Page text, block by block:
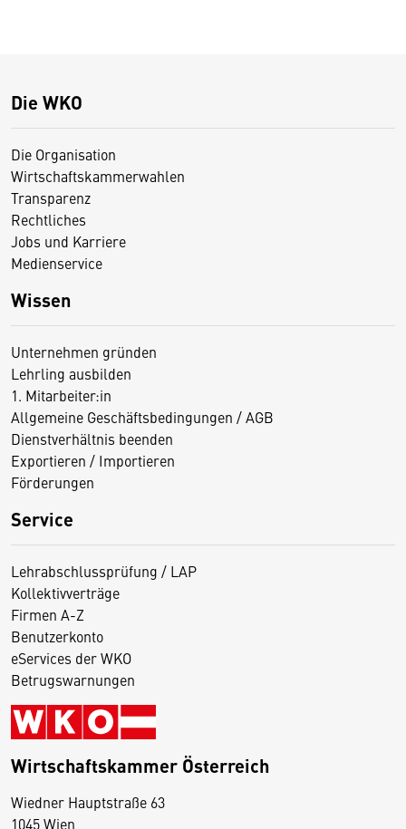
Die WKO
Die Organisation
Wirtschaftskammerwahlen
Transparenz
Rechtliches
Jobs und Karriere
Medienservice
Wissen
Unternehmen gründen
Lehrling ausbilden
1. Mitarbeiter:in
Allgemeine Geschäftsbedingungen / AGB
Dienstverhältnis beenden
Exportieren / Importieren
Förderungen
Service
Lehrabschlussprüfung / LAP
Kollektivverträge
Firmen A-Z
Benutzerkonto
eServices der WKO
Betrugswarnungen
Wirtschaftskammer Österreich
Wiedner Hauptstraße 63
1045 Wien
D